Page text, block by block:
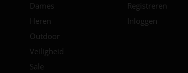
Dames
Heren
Outdoor
Veiligheid
Sale
Registreren
Inloggen